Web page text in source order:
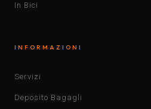
In Bici
INFORMAZIONI
Servizi
Deposito Bagagli